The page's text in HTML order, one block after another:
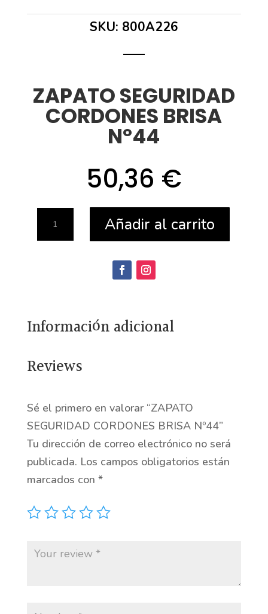
SKU: 800A226
ZAPATO SEGURIDAD
CORDONES BRISA
Nº44
50,36 €
Añadir al carrito
Información adicional
Reviews
Sé el primero en valorar “ZAPATO
SEGURIDAD CORDONES BRISA Nº44”
Tu dirección de correo electrónico no será
publicada. Los campos obligatorios están
marcados con *